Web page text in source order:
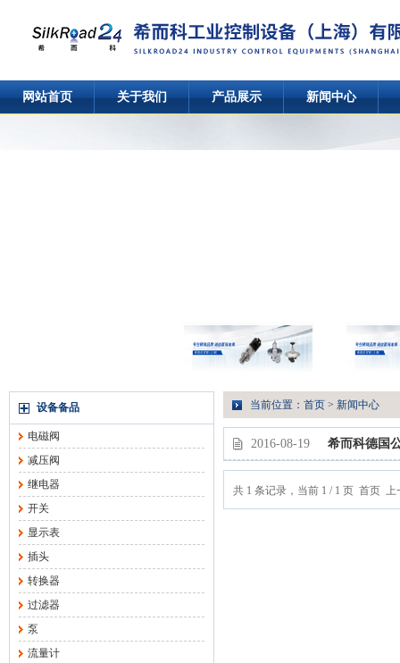
网站首页 关于我们 产品展示 新闻中心
设备备品
电磁阀
减压阀
继电器
开关
显示表
插头
转换器
过滤器
泵
流量计
当前位置： 首页 > 新闻中心
2016-08-19 希而科德国
共 1 条记录，当前 1 / 1 页 首页